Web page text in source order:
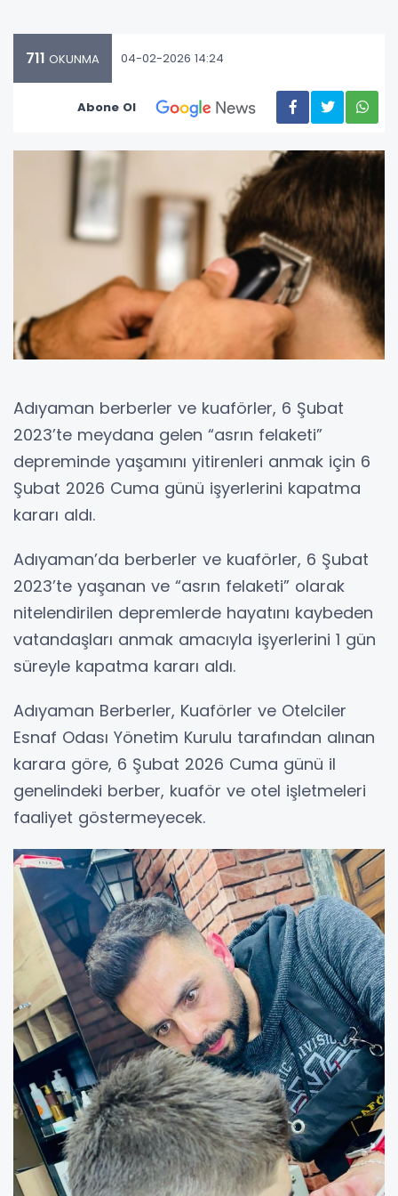
711 OKUNMA 04-02-2026 14:24
Abone Ol
Adıyaman berberler ve kuaförler, 6 Şubat
2023’te meydana gelen “asrın felaketi”
depreminde yaşamını yitirenleri anmak için 6
Şubat 2026 Cuma günü işyerlerini kapatma
kararı aldı.
Adıyaman’da berberler ve kuaförler, 6 Şubat
2023’te yaşanan ve “asrın felaketi” olarak
nitelendirilen depremlerde hayatını kaybeden
vatandaşları anmak amacıyla işyerlerini 1 gün
süreyle kapatma kararı aldı.
Adıyaman Berberler, Kuaförler ve Otelciler
Esnaf Odası Yönetim Kurulu tarafından alınan
karara göre, 6 Şubat 2026 Cuma günü il
genelindeki berber, kuaför ve otel işletmeleri
faaliyet göstermeyecek.